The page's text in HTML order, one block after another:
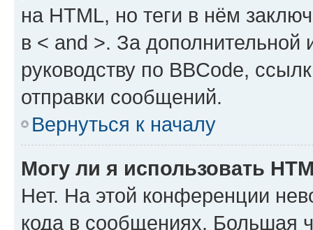
на HTML, но теги в нём
в < and >. За
руководству по BBCode,
отправки сообщений.
Вернуться к началу
Могу ли я использовать
Нет. На этой конференции
кода в сообщениях. Большая